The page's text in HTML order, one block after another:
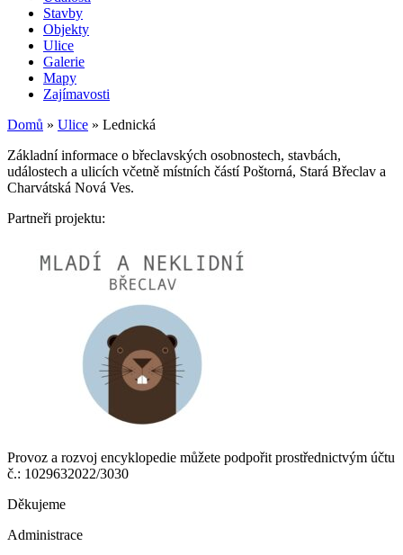
Stavby
Objekty
Ulice
Galerie
Mapy
Zajímavosti
Domů » Ulice » Lednická
Základní informace o břeclavských osobnostech, stavbách,
událostech a ulicích včetně místních částí Poštorná, Stará Břeclav a
Charvátská Nová Ves.
Partneři projektu:
Provoz a rozvoj encyklopedie můžete podpořit prostřednictvým účtu
č.: 1029632022/3030
Děkujeme
Administrace